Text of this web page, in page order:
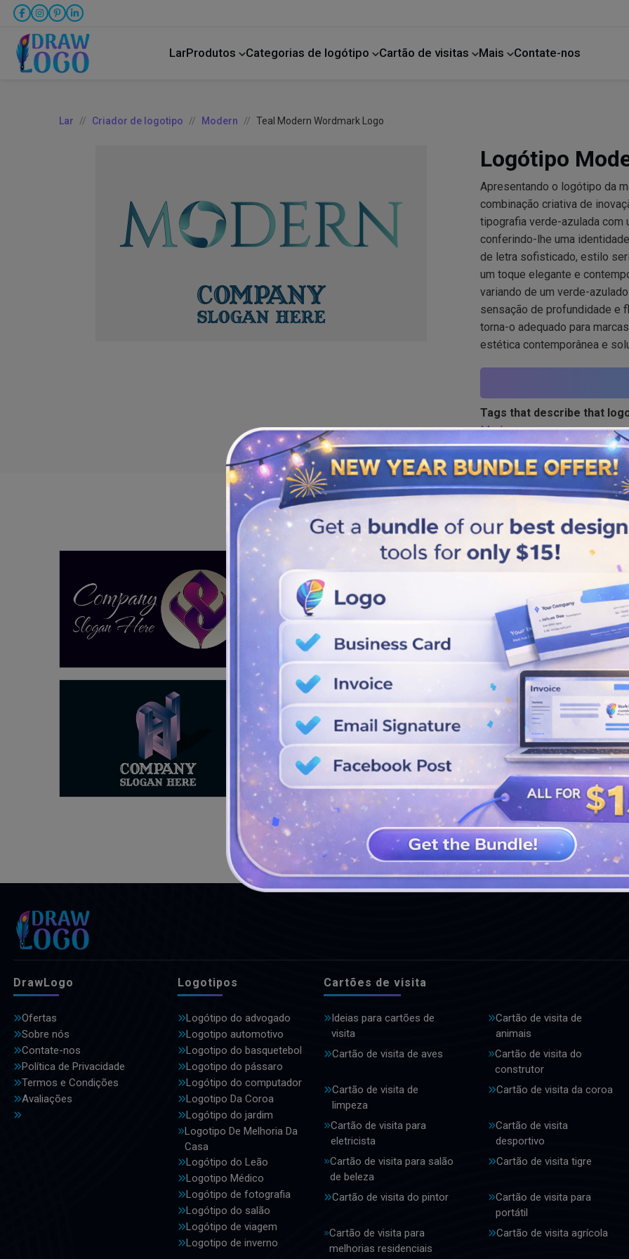
LarProdutos Categorias de logótipo Cartão de visitas Mais Contate-nos
Lar Criador de logotipo Modern Teal Modern Wordmark Logo
Logótipo
Apresentando o logótipo da
combinação criativa de
tipografia verde-azulada
conferindo-lhe uma
de letra sofisticado, estilo
um toque elegante e
variando de um verde-
sensação de profundidade e
torna-o adequado para
estética contemporânea e
Tags that describe that
Modren
Similar logos
VEJA MAIS PROJETOS
DrawLogo
Ofertas
Sobre nós
Contate-nos
Política de Privacidade
Termos e Condições
Avaliações
Logotipos
Logótipo do advogado
Logotipo automotivo
Logotipo do basquetebol
Logotipo do pássaro
Logótipo do computador
Logotipo Da Coroa
Logótipo do jardim
Logotipo De Melhoria Da
Casa
Logótipo do Leão
Logotipo Médico
Logótipo de fotografia
Logótipo do salão
Logótipo de viagem
Logotipo de inverno
Cartões de visita
Ideias para cartões de
visita
Cartão de visita de
animais
Cartão de visita de aves
Cartão de visita do
construtor
Cartão de visita de
limpeza
Cartão de visita da coroa
Cartão de visita para
eletricista
Cartão de visita
desportivo
Cartão de visita para salão
de beleza
Cartão de visita tigre
Cartão de visita do pintor
Cartão de visita para
portátil
Cartão de visita para
melhorias residenciais
Cartão de visita agrícola